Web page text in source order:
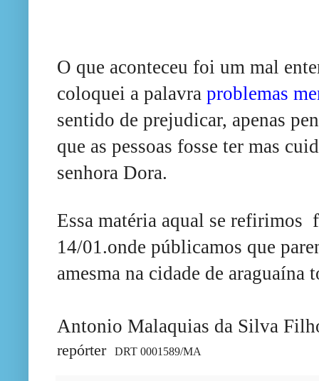
O que aconteceu foi um mal
coloquei a palavra problemas
sentido de prejudicar, apenas
que as pessoas fosse ter mas
senhora Dora.
Essa matéria aqual se refirimos
14/01.onde públicamos que pare
amesma na cidade de araguaína
Antonio Malaquias da Silva
repórter DRT 0001589/MA